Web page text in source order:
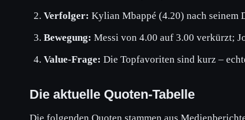
Verfolger: Kylian Mbappé (4.20) nach seinem
Bewegung: Messi von 4.00 auf 3.00 verkürzt;
Value-Frage: Die Topfavoriten sind kurz –
Die aktuelle Quoten-Tabelle